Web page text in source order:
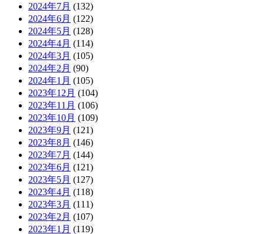
2024年7月 (132)
2024年6月 (122)
2024年5月 (128)
2024年4月 (114)
2024年3月 (105)
2024年2月 (90)
2024年1月 (105)
2023年12月 (104)
2023年11月 (106)
2023年10月 (109)
2023年9月 (121)
2023年8月 (146)
2023年7月 (144)
2023年6月 (121)
2023年5月 (127)
2023年4月 (118)
2023年3月 (111)
2023年2月 (107)
2023年1月 (119)